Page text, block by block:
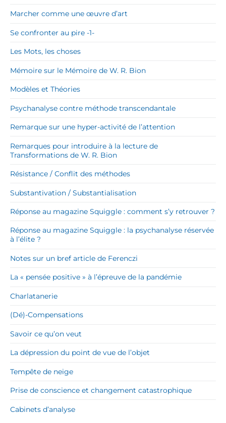
Marcher comme une œuvre d’art
Se confronter au pire -1-
Les Mots, les choses
Mémoire sur le Mémoire de W. R. Bion
Modèles et Théories
Psychanalyse contre méthode transcendantale
Remarque sur une hyper-activité de l’attention
Remarques pour introduire à la lecture de
Transformations de W. R. Bion
Résistance / Conflit des méthodes
Substantivation / Substantialisation
Réponse au magazine Squiggle : comment s’y retrouver ?
Réponse au magazine Squiggle : la psychanalyse réservée
à l’élite ?
Notes sur un bref article de Ferenczi
La « pensée positive » à l’épreuve de la pandémie
Charlatanerie
(Dé)-Compensations
Savoir ce qu’on veut
La dépression du point de vue de l’objet
Tempête de neige
Prise de conscience et changement catastrophique
Cabinets d’analyse